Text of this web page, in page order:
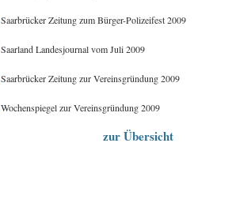
Saarbrücker Zeitung zum Bürger-Polizeifest 2009
Saarland Landesjournal vom Juli 2009
Saarbrücker Zeitung zur Vereinsgründung 2009
Wochenspiegel zur Vereinsgründung 2009
zur Übersicht